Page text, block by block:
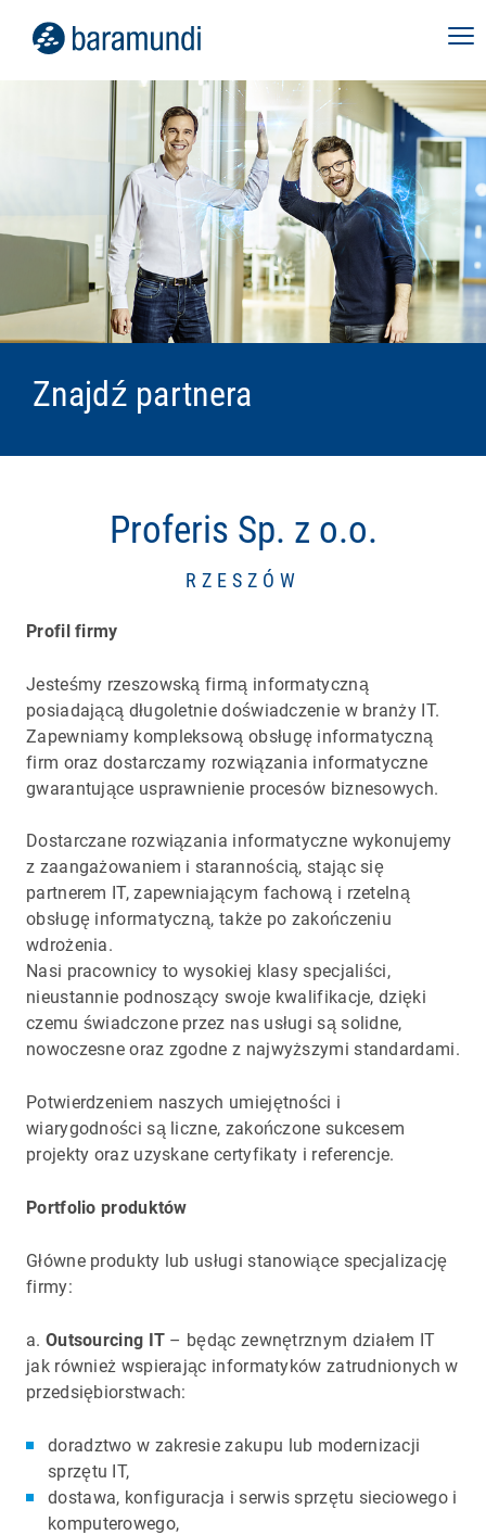
Znajdź partnera
Proferis Sp. z o.o.
RZESZÓW
Profil firmy
Jesteśmy rzeszowską firmą informatyczną
posiadającą długoletnie doświadczenie w branży IT.
Zapewniamy kompleksową obsługę informatyczną
firm oraz dostarczamy rozwiązania informatyczne
gwarantujące usprawnienie procesów biznesowych.
Dostarczane rozwiązania informatyczne wykonujemy
z zaangażowaniem i starannością, stając się
partnerem IT, zapewniającym fachową i rzetelną
obsługę informatyczną, także po zakończeniu
wdrożenia.
Nasi pracownicy to wysokiej klasy specjaliści,
nieustannie podnoszący swoje kwalifikacje, dzięki
czemu świadczone przez nas usługi są solidne,
nowoczesne oraz zgodne z najwyższymi standardami.
Potwierdzeniem naszych umiejętności i
wiarygodności są liczne, zakończone sukcesem
projekty oraz uzyskane certyfikaty i referencje.
Portfolio produktów
Główne produkty lub usługi stanowiące specjalizację
firmy:
a. Outsourcing IT – będąc zewnętrznym działem IT
jak również wspierając informatyków zatrudnionych w
przedsiębiorstwach:
doradztwo w zakresie zakupu lub modernizacji
sprzętu IT,
dostawa, konfiguracja i serwis sprzętu sieciowego i
komputerowego,